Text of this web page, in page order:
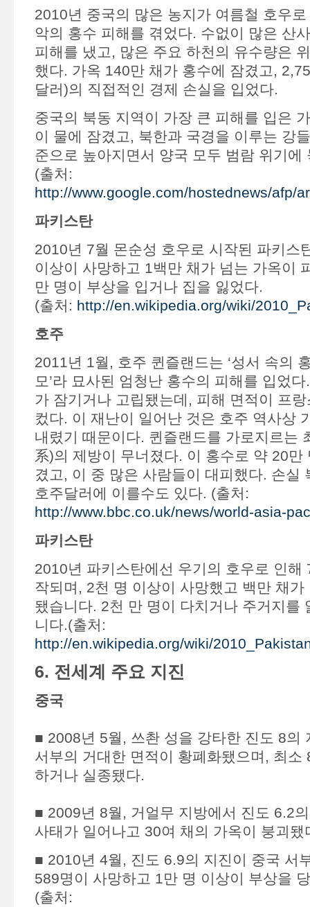
2010년 중국의 많은 농지가 여름철 호우
악의 홍수 피해를 겪었다. 수없이 많은 산
피해를 냈고, 많은 주요 하천의 유수량은
했다. 가옥 140만 채가 홍수에 잠겼고,
달러)의 직접적인 경제 손실을 입었다.
중국의 북동 지역이 가장 큰 피해를 입은
이 물에 잠겼고, 북한과 국경을 이루는 강
준으로 높아지면서 양국 모두 범람 위기에
(출처:
http://www.google.com/hostednews/afp/
파키스탄
2010년 7월 몬순성 호우로 시작된 파키스
이상이 사망하고 1백만 채가 넘는 가옥이
만 명이 부상을 입거나 집을 잃었다.
(출처: http://en.wikipedia.org/wiki/
호주
2011년 1월, 호주 퀸즐랜드는 ‘성서 속의
모’라 묘사된 엄청난 홍수의 피해를 입었
가 잠기거나 고립됐는데, 피해 면적이 프
컸다. 이 재난이 일어난 것은 호주 역사상
내렸기 때문이다. 퀸즐랜드를 가로지르는
系)의 제방이 무너졌다. 이 홍수로 약 20만
겼고, 이 중 많은 사람들이 대피했다. 손실
호주달러에 이를수도 있다. (출처:
http://www.bbc.co.uk/news/world-asia-
파키스탄
2010년 파키스탄에선 우기의 호우로 인해
작되며, 2천 명 이상이 사망했고 백만 채가
됐습니다. 2천 만 명이 다치거나 주거지를
니다.(출처:
http://en.wikipedia.org/wiki/
6. 전세계 주요 지진
중국
■ 2008년 5월, 쓰촨 성을 강타한 진도 8의
서부의 거대한 면적이 황폐화됐으며, 최소
하거나 실종됐다.
■ 2009년 8월, 거얼무 지방에서 진도 6.2
사태가 일어나고 30여 채의 가옥이 붕괴됐
■ 2010년 4월, 진도 6.9의 지진이 중국 서
589명이 사망하고 1만 명 이상이 부상을
(출처: